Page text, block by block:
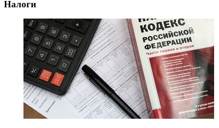
Налоги